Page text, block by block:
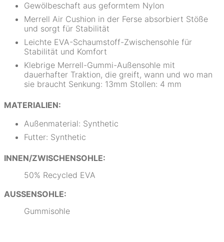
Gewölbeschaft aus geformtem Nylon
Merrell Air Cushion in der Ferse absorbiert Stöße
und sorgt für Stabilität
Leichte EVA-Schaumstoff-Zwischensohle für
Stabilität und Komfort
Klebrige Merrell-Gummi-Außensohle mit
dauerhafter Traktion, die greift, wann und wo man
sie braucht Senkung: 13mm Stollen: 4 mm
MATERIALIEN:
Außenmaterial: Synthetic
Futter: Synthetic
INNEN/ZWISCHENSOHLE:
50% Recycled EVA
AUSSENSOHLE:
Gummisohle